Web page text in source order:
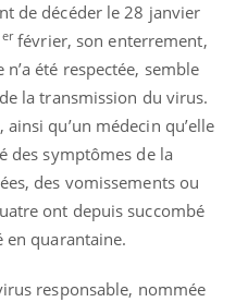
de décéder le 28 janvier
erfévrier, son enterrement,
été respectée, semble
la transmission du virus.
qu’un médecin qu’elle
des symptômes de la
des vomissements ou
ont depuis succombé
en quarantaine.
responsable, nommée